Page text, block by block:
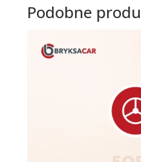
Podobne